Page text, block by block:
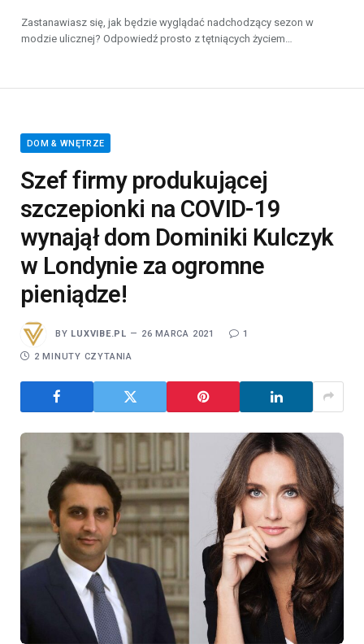
Zastanawiasz się, jak będzie wyglądać nadchodzący sezon w
modzie ulicznej? Odpowiedź prosto z tętniących życiem…
DOM & WNĘTRZE
Szef firmy produkującej
szczepionki na COVID-19
wynajął dom Dominiki Kulczyk
w Londynie za ogromne
pieniądze!
BY LUXVIBE.PL 26 MARCA 2021 1
2 MINUTY CZYTANIA